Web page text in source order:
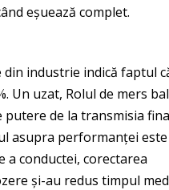
eșuează complet.
industrie indică faptul
Un uzat, Rolul de mers
de la transmisia
asupra performanței este
a conductei, corectarea
și-au redus timpul